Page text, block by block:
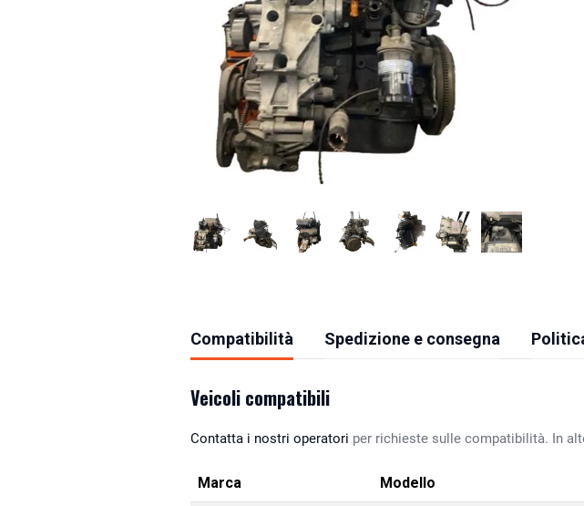
Compatibilità Spedizione e consegna
Veicoli compatibili
Contatta i nostri operatori per richieste sulle compatibilità. In
Marca Modello